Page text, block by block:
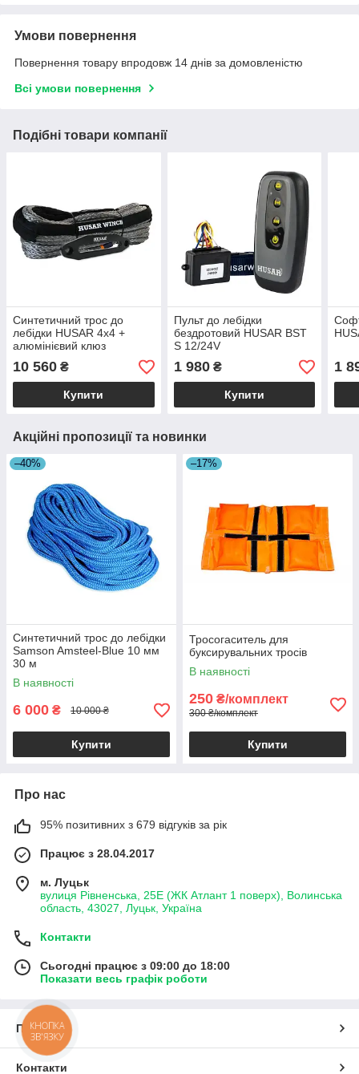
Умови повернення
Повернення товару впродовж 14 днів за домовленістю
Всі умови повернення
Подібні товари компанії
Синтетичний трос до
лебідки HUSAR 4х4 +
алюмінієвий клюз
10 560 ₴
Купити
Пульт до лебідки
бездротовий HUSAR BST
S 12/24V
1 980₴
Купити
1
Акційні пропозиції та новинки
–40%
Синтетичний трос до лебідки
Samson Amsteel-Blue 10 мм
30 м
В наявності
6 000 ₴ 10 000 ₴
Купити
–17%
Тросогаситель для
буксирувальних тросів
В наявності
250 ₴/комплект
300 ₴/комплект
Купити
Про нас
95% позитивних з 679 відгуків за рік
Працює з 28.04.2017
м. Луцьк
вулиця Рівненська, 25Е (ЖК Атлант 1 поверх), Волинська
область, 43027, Луцьк, Україна
Контакти
Сьогодні працює з 09:00 до 18:00
Показати весь графік роботи
Про нас
Контакти
КНОПКА
ЗВ'ЯЗКУ